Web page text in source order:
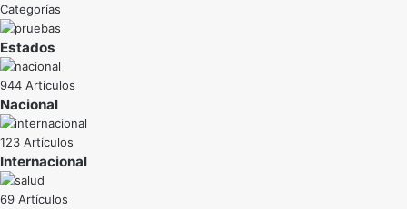
Categorías
Estados
944 Artículos
Nacional
123 Artículos
Internacional
69 Artículos